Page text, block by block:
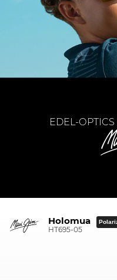
EDEL-
Holomua
HT695-05